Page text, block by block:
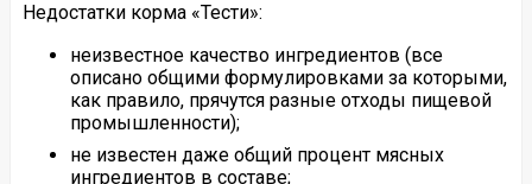
Недостатки корма «Тести»:
неизвестное качество ингредиентов (все
описано общими формулировками за которыми,
как правило, прячутся разные отходы пищевой
промышленности);
не известен даже общий процент мясных
ингредиентов в составе;